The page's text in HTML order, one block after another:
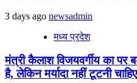
3 days ago newsadmin
मध्य प्रदेश
मंत्री कैलाश विजयवर्गीय का पर
है, लेकिन मर्यादा नहीं टूटनी